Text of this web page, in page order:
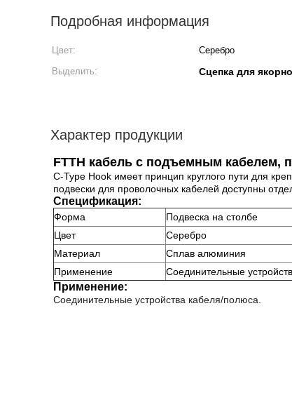
Подробная информация
Цвет: Серебро
Выделить:
Сцепка для
Характер продукции
FTTH кабель с подъемным кабелем,
C-Type Hook имеет принцип круглого пути для
подвески для проволочных кабелей доступны
Спецификация:
Форма
Подвеска на столбе
Цвет
Серебро
Материал
Сплав алюминия
Применение
Соединительные
Применение:
Соединительные устройства кабеля/полюса.